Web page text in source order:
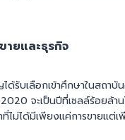
ายและธุรกิจ
รับเลือกเข้าศึกษาในสถาบั
จะเป็นปีที่เซลล์ร้อยล้า
ม่ได้มีเพียงแค่การขายแต่